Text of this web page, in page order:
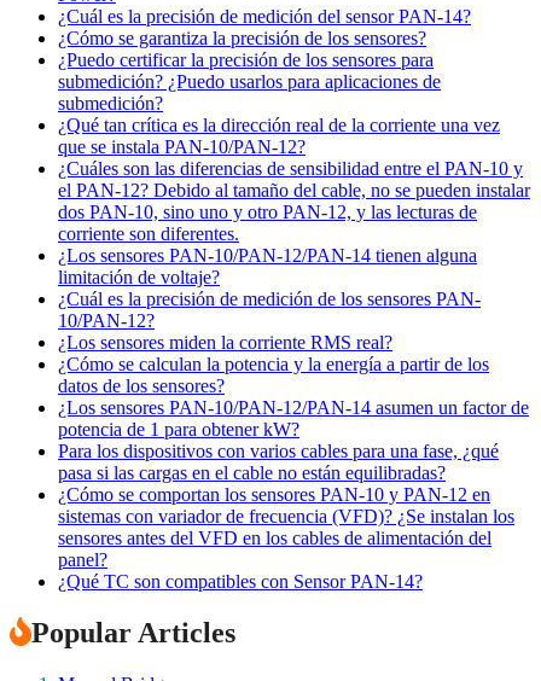
¿Cuál es la precisión de medición del sensor PAN-14?
¿Cómo se garantiza la precisión de los sensores?
¿Puedo certificar la precisión de los sensores para
submedición? ¿Puedo usarlos para aplicaciones de
submedición?
¿Qué tan crítica es la dirección real de la corriente una vez
que se instala PAN-10/PAN-12?
¿Cuáles son las diferencias de sensibilidad entre el PAN-10 y
el PAN-12? Debido al tamaño del cable, no se pueden instalar
dos PAN-10, sino uno y otro PAN-12, y las lecturas de
corriente son diferentes.
¿Los sensores PAN-10/PAN-12/PAN-14 tienen alguna
limitación de voltaje?
¿Cuál es la precisión de medición de los sensores PAN-
10/PAN-12?
¿Los sensores miden la corriente RMS real?
¿Cómo se calculan la potencia y la energía a partir de los
datos de los sensores?
¿Los sensores PAN-10/PAN-12/PAN-14 asumen un factor de
potencia de 1 para obtener kW?
Para los dispositivos con varios cables para una fase, ¿qué
pasa si las cargas en el cable no están equilibradas?
¿Cómo se comportan los sensores PAN-10 y PAN-12 en
sistemas con variador de frecuencia (VFD)? ¿Se instalan los
sensores antes del VFD en los cables de alimentación del
panel?
¿Qué TC son compatibles con Sensor PAN-14?
Popular Articles